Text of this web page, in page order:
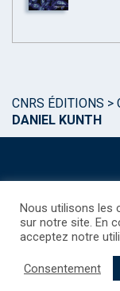
CNRS ÉDITIONS >
DANIEL KUNTH
©CNRS EDITIONS
Droits étrangers /
Nous utilisons les
sur notre site. En
acceptez notre
Consentement